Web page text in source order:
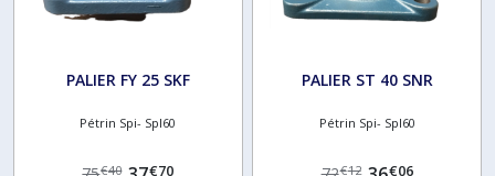
PALIER FY 25 SKF
Pétrin Spi- Spl60
€40 €70
PALIER ST 40 SNR
Pétrin Spi- Spl60
€12 €06